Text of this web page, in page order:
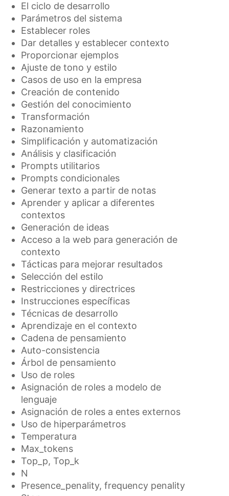
El ciclo de desarrollo
Parámetros del sistema
Establecer roles
Dar detalles y establecer contexto
Proporcionar ejemplos
Ajuste de tono y estilo
Casos de uso en la empresa
Creación de contenido
Gestión del conocimiento
Transformación
Razonamiento
Simplificación y automatización
Análisis y clasificación
Prompts utilitarios
Prompts condicionales
Generar texto a partir de notas
Aprender y aplicar a diferentes
contextos
Generación de ideas
Acceso a la web para generación de
contexto
Tácticas para mejorar resultados
Selección del estilo
Restricciones y directrices
Instrucciones específicas
Técnicas de desarrollo
Aprendizaje en el contexto
Cadena de pensamiento
Auto-consistencia
Árbol de pensamiento
Uso de roles
Asignación de roles a modelo de
lenguaje
Asignación de roles a entes externos
Uso de hiperparámetros
Temperatura
Max_tokens
Top_p, Top_k
N
Presence_penality, frequency penality